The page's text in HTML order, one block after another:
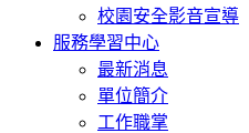
校園安全影音宣導
服務學習中心
最新消息
單位簡介
工作職掌